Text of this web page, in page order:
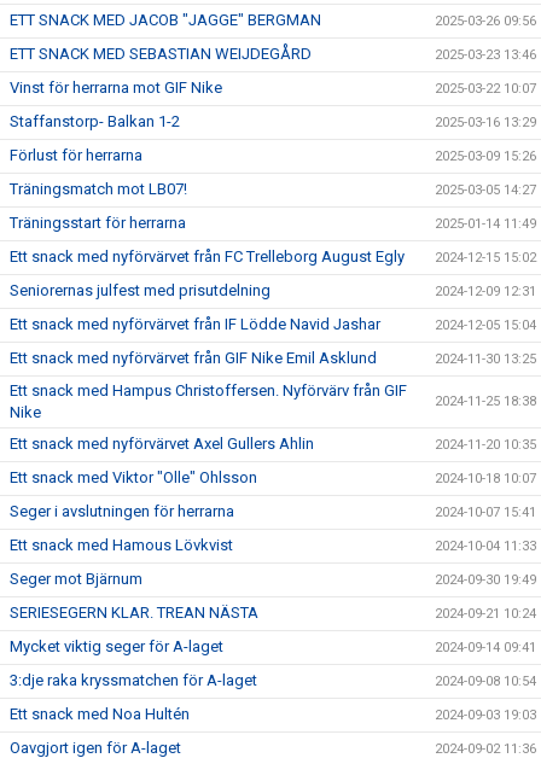
ETT SNACK MED JACOB "JAGGE" BERGMAN 2025-03-26 09:56
ETT SNACK MED SEBASTIAN WEIJDEGÅRD 2025-03-23 13:46
Vinst för herrarna mot GIF Nike 2025-03-22 10:07
Staffanstorp- Balkan 1-2 2025-03-16 13:29
Förlust för herrarna 2025-03-09 15:26
Träningsmatch mot LB07! 2025-03-05 14:27
Träningsstart för herrarna 2025-01-14 11:49
Ett snack med nyförvärvet från FC Trelleborg August Egly 2024-12-15 15:02
Seniorernas julfest med prisutdelning 2024-12-09 12:31
Ett snack med nyförvärvet från IF Lödde Navid Jashar 2024-12-05 15:04
Ett snack med nyförvärvet från GIF Nike Emil Asklund 2024-11-30 13:25
Ett snack med Hampus Christoffersen. Nyförvärv från GIF
Nike
2024-11-25 18:38
Ett snack med nyförvärvet Axel Gullers Ahlin 2024-11-20 10:35
Ett snack med Viktor "Olle" Ohlsson 2024-10-18 10:07
Seger i avslutningen för herrarna 2024-10-07 15:41
Ett snack med Hamous Lövkvist 2024-10-04 11:33
Seger mot Bjärnum 2024-09-30 19:49
SERIESEGERN KLAR. TREAN NÄSTA 2024-09-21 10:24
Mycket viktig seger för A-laget 2024-09-14 09:41
3:dje raka kryssmatchen för A-laget 2024-09-08 10:54
Ett snack med Noa Hultén 2024-09-03 19:03
Oavgjort igen för A-laget 2024-09-02 11:36